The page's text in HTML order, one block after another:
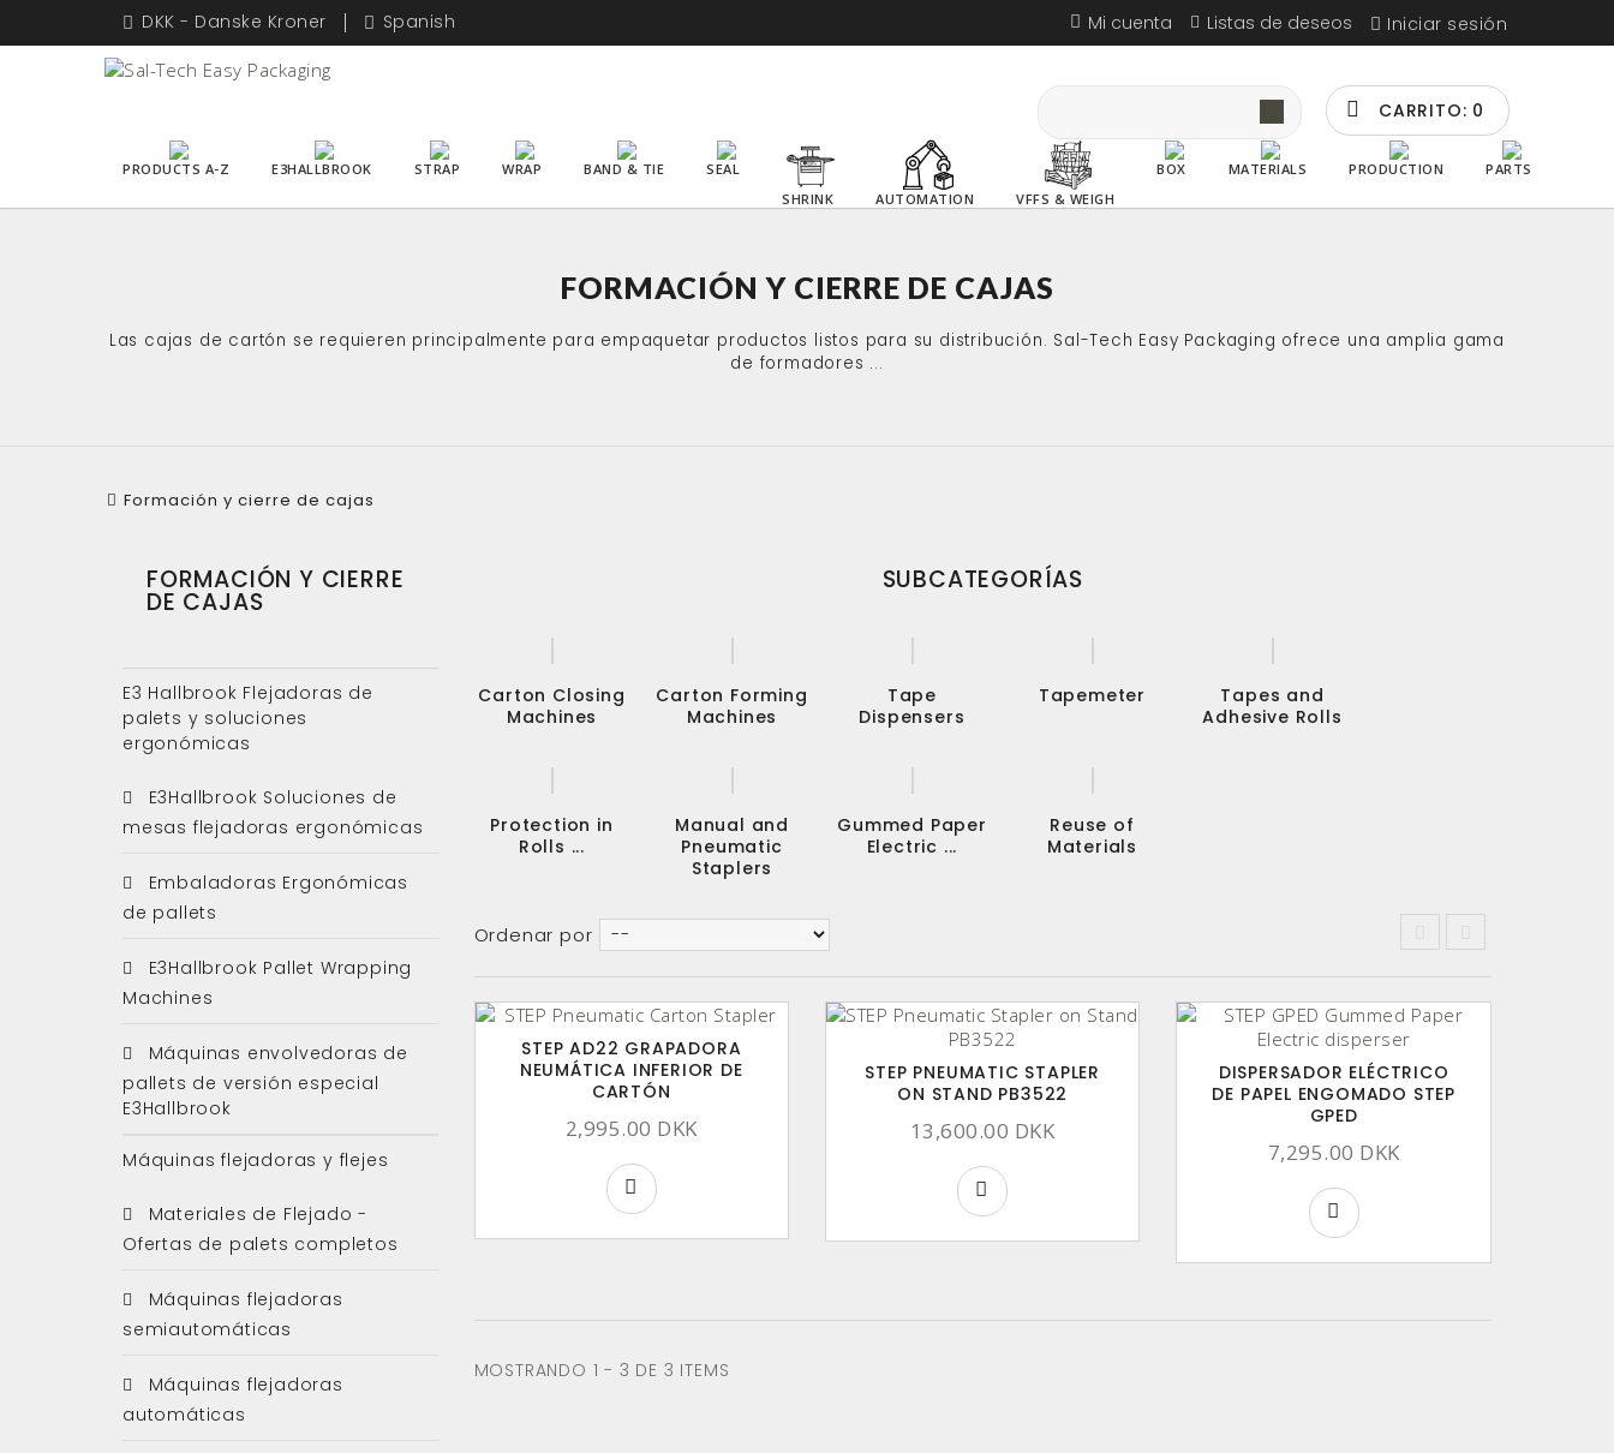
Iniciar sesión
Mi cuenta Listas de deseos
DKK - Danske Kroner Spanish
CARRITO: 0
PRODUCTS A-Z E3HALLBROOK STRAP WRAP BAND & TIE
SEAL
SHRINK
AUTOMATION VFFS & WEIGH
BOX MATERIALS PRODUCTION PARTS
FORMACIÓN Y CIERRE DE CAJAS
Las cajas de cartón se requieren principalmente para empaquetar productos listos para su distribución. Sal-Tech Easy Packaging ofrece una amplia gama
de formadores ...
Formación y cierre de cajas
FORMACIÓN Y CIERRE
DE CAJAS
E3 Hallbrook Flejadoras de
palets y soluciones
ergonómicas
E3Hallbrook Soluciones de
mesas flejadoras ergonómicas
Embaladoras Ergonómicas
de pallets
E3Hallbrook Pallet Wrapping
Machines
Máquinas envolvedoras de
pallets de versión especial
E3Hallbrook
Máquinas flejadoras y flejes
Materiales de Flejado -
Ofertas de palets completos
Máquinas flejadoras
semiautomáticas
Máquinas flejadoras
automáticas
SUBCATEGORÍAS
Carton Closing
Machines
Carton Forming
Machines
Tape
Dispensers
Tapemeter
Tapes and
Adhesive Rolls
Protection in
Rolls ...
Manual and
Pneumatic
Staplers
Gummed Paper
Electric ...
Reuse of
Materials
Ordenar por
STEP AD22 GRAPADORA
NEUMÁTICA INFERIOR DE
CARTÓN
2,995.00 DKK
STEP PNEUMATIC STAPLER
ON STAND PB3522
13,600.00 DKK
DISPERSADOR ELÉCTRICO
DE PAPEL ENGOMADO STEP
GPED
7,295.00 DKK
MOSTRANDO 1 - 3 DE 3 ITEMS